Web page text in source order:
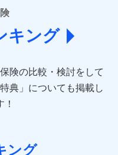
株式会社
)
www.axa-
式会社 (https://www.e-
sonpo)
社
キング
険の比較・検討をして
典」についても掲載し
ング